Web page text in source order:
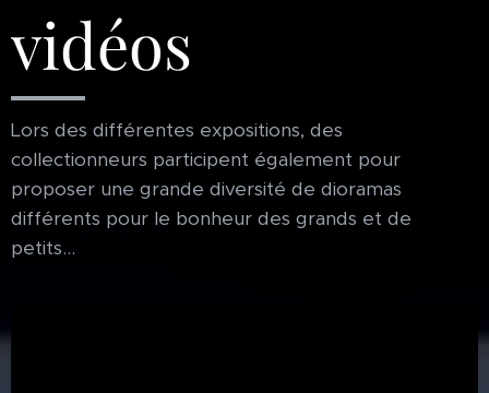
vidéos
Lors des différentes expositions, des
collectionneurs participent également pour
proposer une grande diversité de dioramas
différents pour le bonheur des grands et de
petits...